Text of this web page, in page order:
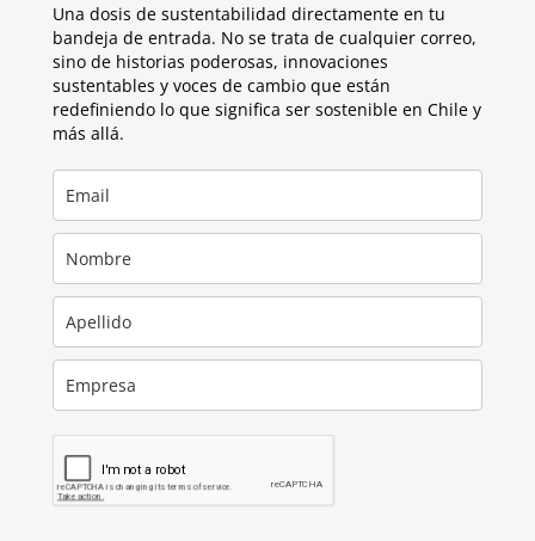
Una dosis de sustentabilidad directamente en tu
bandeja de entrada. No se trata de cualquier correo,
sino de historias poderosas, innovaciones
sustentables y voces de cambio que están
redefiniendo lo que significa ser sostenible en Chile y
más allá.